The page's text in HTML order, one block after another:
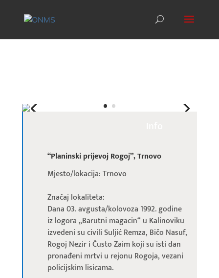
“Planinski prijevoj Rogoj”, Trnovo
Mjesto/lokacija: Trnovo
Značaj lokaliteta:
Dana 03. avgusta/kolovoza 1992. godine
iz logora „Barutni magacin“ u Kalinoviku
izvedeni su civili Suljić Remza, Bičo Nasuf,
Rogoj Nezir i Čusto Zaim koji su isti dan
pronađeni mrtvi u rejonu Rogoja, vezani
policijskim lisicama.